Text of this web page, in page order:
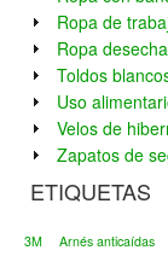
Ropa de
Ropa
Toldos
Uso
Velos de
Zapatos de
ETIQUETAS
3M Arnés anticaídas